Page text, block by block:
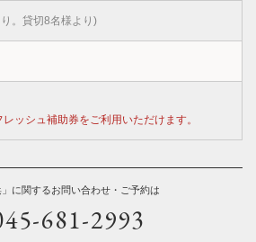
。貸切8名様より)
ッシュ補助券をご利用いただけます。
」に関するお問い合わせ・ご予約は
681-2993